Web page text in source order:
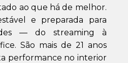
ao que há de melhor.
e preparada para
— do streaming à
São mais de 21 anos
performance no interior